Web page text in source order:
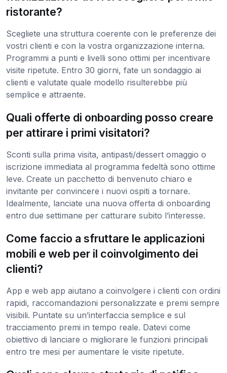
ristorante?
Scegliete una struttura coerente con le preferenze dei
vostri clienti e con la vostra organizzazione interna.
Programmi a punti e livelli sono ottimi per incentivare
visite ripetute. Entro 30 giorni, fate un sondaggio ai
clienti e valutate quale modello risulterebbe più
semplice e attraente.
Quali offerte di onboarding posso creare
per attirare i primi visitatori?
Sconti sulla prima visita, antipasti/dessert omaggio o
iscrizione immediata al programma fedeltà sono ottime
leve. Create un pacchetto di benvenuto chiaro e
invitante per convincere i nuovi ospiti a tornare.
Idealmente, lanciate una nuova offerta di onboarding
entro due settimane per catturare subito l’interesse.
Come faccio a sfruttare le applicazioni
mobili e web per il coinvolgimento dei
clienti?
App e web app aiutano a coinvolgere i clienti con ordini
rapidi, raccomandazioni personalizzate e premi sempre
visibili. Puntate su un’interfaccia semplice e sul
tracciamento premi in tempo reale. Datevi come
obiettivo di lanciare o migliorare le funzioni principali
entro tre mesi per aumentare le visite ripetute.